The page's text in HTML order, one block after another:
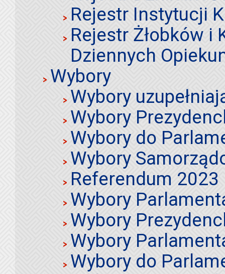
Rejestr Instytucji
Rejestr Żłobków i
Dziennych
Wybory
Wybory
Wybory
Wybory do
Wybory
Referendum 2023
Wybory
Wybory
Wybory
Wybory do